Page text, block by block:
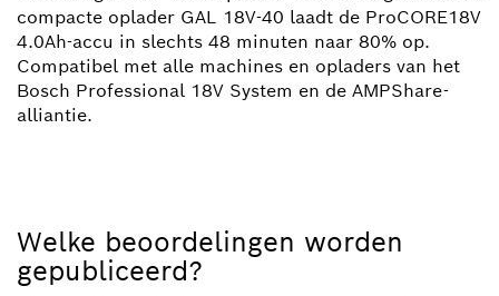
compacte oplader GAL 18V-40 laadt de ProCORE18V
4.0Ah-accu in slechts 48 minuten naar 80% op.
Compatibel met alle machines en opladers van het
Bosch Professional 18V System en de AMPShare-
alliantie.
Welke beoordelingen worden
gepubliceerd?